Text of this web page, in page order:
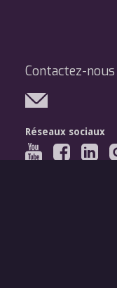
Contactez-nous
Réseaux sociaux